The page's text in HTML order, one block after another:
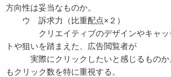
方向性は妥当なものか。
ウ 訴求力（比重配点×２）
クリエイティブのデザインやキャッチ
トや狙いを踏まえた、広告閲覧者が
実際にクリックしたいと感じるものか
もクリック数を特に重視する。